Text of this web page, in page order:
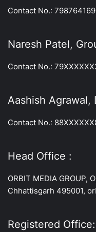
Contact No.:
Naresh Patel,
Contact No.:
Aashish Agrawal,
Contact No.:
Head Office :
ORBIT MEDIA GROUP,
Chhattisgarh 495001,
Registered Office: